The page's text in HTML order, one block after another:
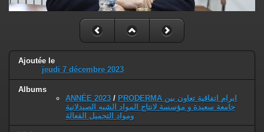
Ajoutée le
jeudi 7 décembre 2023
Albums
ANNÉE 2023 / PRODERMA ابرام اتفاقية تعاون بين
جامعة سعيدة و مؤسسة لانتاج المواد الشبه الصيدلانية
ومواد التجميل الفعالة